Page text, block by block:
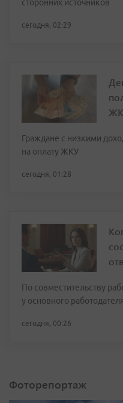
сторонних источников
сегодня, 02:29
Граждане с низкими
на оплату ЖКУ
сегодня, 01:28
По совместительству
у основного
сегодня, 00:26
Фоторепортаж